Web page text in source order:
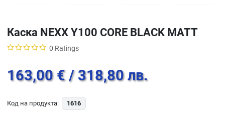
Каска NEXX Y100 CORE BLACK MATT
0 Ratings
163,00 € / 318,80 лв.
Код на продукта: 1616